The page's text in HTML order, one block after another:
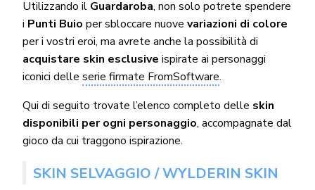
Utilizzando il Guardaroba, non solo potrete spendere
i Punti Buio per sbloccare nuovevariazioni di colore
per i vostri eroi, ma avrete anche la possibilità di
acquistare skin esclusive ispirate ai personaggi
iconici delle serie firmate FromSoftware.
Qui di seguito trovate l’elenco completo delle skin
disponibili per ogni personaggio, accompagnate dal
gioco da cui traggono ispirazione.
SKIN SELVAGGIO / WYLDERIN SKIN